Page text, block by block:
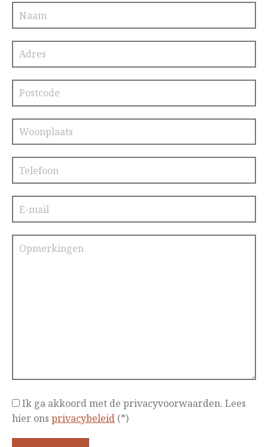
Ik ga akkoord met de privacyvoorwaarden. Lees
hier ons privacybeleid (*)